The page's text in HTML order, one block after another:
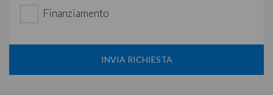
Finanziamento
INVIA RICHIESTA